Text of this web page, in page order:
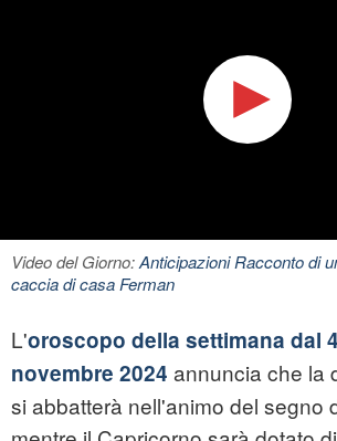
Video del Giorno:Anticipazioni Racconto di
caccia di casa Ferman
L'oroscopo della settimana dal
novembre 2024 annuncia che la
si abbatterà nell'animo del segno